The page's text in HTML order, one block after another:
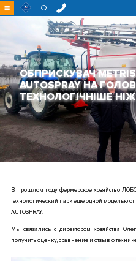
Перейти
до
ОБПРИСКУВАЧ
AUTOSPRAY НА
ТЕХНОЛОГІЧНІШЕ
В прошлом году фермерское хозяйство
технологический парк еще одной моделью
AUTOSPRAY.
Мы связались с директором хозяйства
получить оценку, сравнение и отзыв о